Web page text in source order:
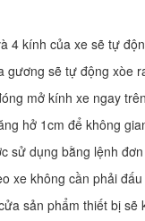
4 kính của xe sẽ tự
gương sẽ tự động xòe
mở kính xe ngay
hở 1cm để không
sử dụng bằng lệnh
xe không cần phải
sản phẩm thiết bị